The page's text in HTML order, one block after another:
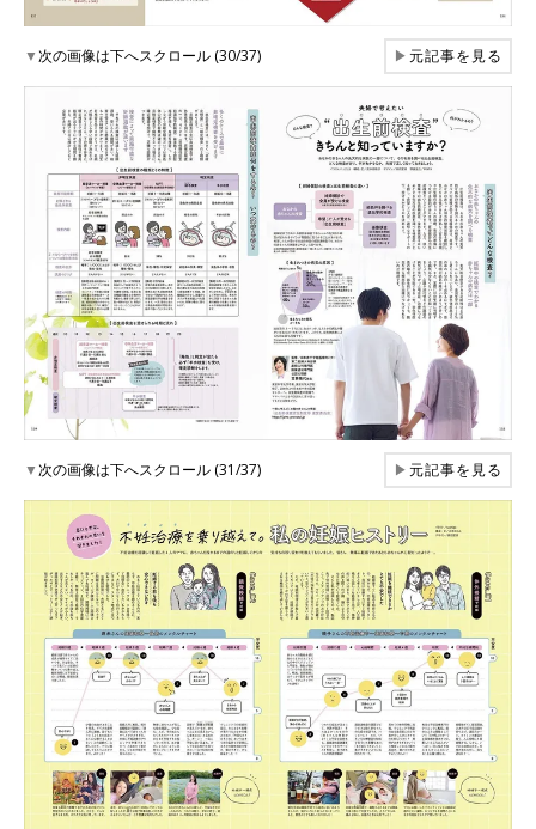
▼次の画像は下へスクロール (30/37) ▶元記事を見る
▼次の画像は下へスクロール (31/37) ▶元記事を見る